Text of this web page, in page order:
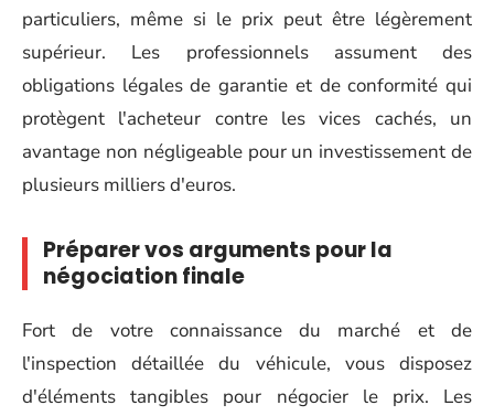
particuliers, même si le prix peut être légèrement
supérieur. Les professionnels assument des
obligations légales de garantie et de conformité qui
protègent l'acheteur contre les vices cachés, un
avantage non négligeable pour un investissement de
plusieurs milliers d'euros.
Préparer vos arguments pour la
négociation finale
Fort de votre connaissance du marché et de
l'inspection détaillée du véhicule, vous disposez
d'éléments tangibles pour négocier le prix. Les